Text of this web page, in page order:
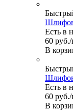
Есть в
60 руб.
В
Есть в
60 руб.
В